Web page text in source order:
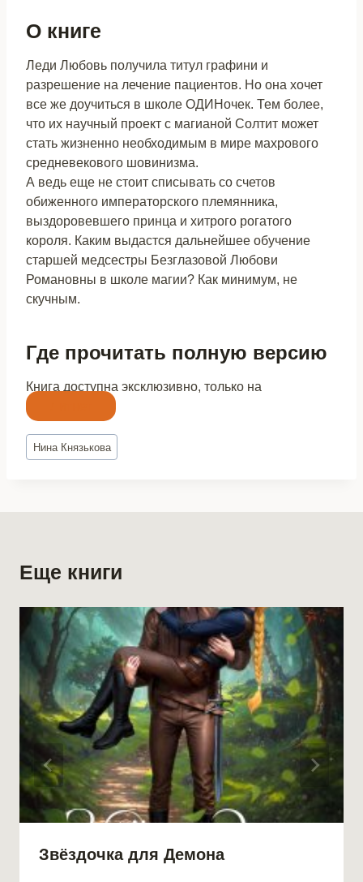
О книге
Леди Любовь получила титул графини и
разрешение на лечение пациентов. Но она хочет
все же доучиться в школе ОДИНочек. Тем более,
что их научный проект с магианой Солтит может
стать жизненно необходимым в мире махрового
средневекового шовинизма.
А ведь еще не стоит списывать со счетов
обиженного императорского племянника,
выздоровевшего принца и хитрого рогатого
короля. Каким выдастся дальнейшее обучение
старшей медсестры Безглазовой Любови
Романовны в школе магии? Как минимум, не
скучным.
Где прочитать полную версию
Книга доступна эксклюзивно, только на
Метки
записи:
Нина Князькова
Еще книги
Звёздочка для Демона